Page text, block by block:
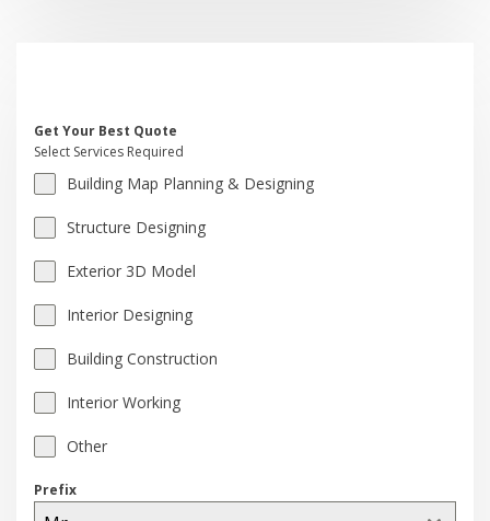
Get Your Best Quote
Select Services Required
Building Map Planning & Designing
Structure Designing
Exterior 3D Model
Interior Designing
Building Construction
Interior Working
Other
Prefix